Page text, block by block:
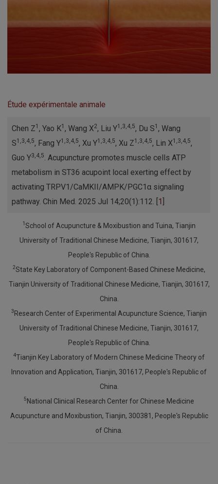
Étude expérimentale animale
Chen Z1 , Yao K1 , Wang X2, Liu Y1,3,4,5, Du S1 , Wang
S1,3,4,5, Fang Y1,3,4,5, Xu Y1,3,4,5, Xu Z1,3,4,5, Lin X1,3,4,5,
Guo Y3,4,5 . Acupuncture promotes muscle cells ATP
metabolism in ST36 acupoint local exerting effect by
activating TRPV1/CaMKII/AMPK/PGC1α signaling
pathway. Chin Med. 2025 Jul 14;20(1):112. [ 1
1 School of Acupuncture & Moxibustion and Tuina, Tianjin
University of Traditional Chinese Medicine, Tianjin, 301617,
People's Republic of China.
2State Key Laboratory of Component-Based Chinese Medicine,
Tianjin University of Traditional Chinese Medicine, Tianjin, 301617,
China.
3 Research Center of Experimental Acupuncture Science, Tianjin
University of Traditional Chinese Medicine, Tianjin, 301617,
People's Republic of China.
4Tianjin Key Laboratory of Modern Chinese Medicine Theory of
Innovation and Application, Tianjin, 301617, People's Republic of
China.
5 National Clinical Research Center for Chinese Medicine
Acupuncture and Moxibustion, Tianjin, 300381, People's Republic
of China.